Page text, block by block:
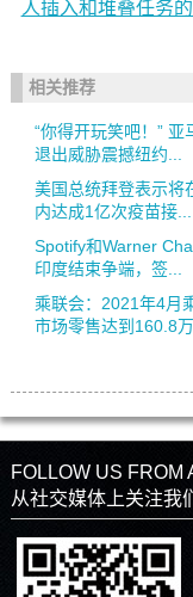
人插入和堆叠任务
相关推荐
“你得开玩笑吧！” 亚
退出威胁震撼纽约...
美国总统拜登表示将
内达成1亿次疫苗接...
Spotify和Warner
印度结束争端，签...
乘联会：2021年4月
市场零售达到160.8
FOLLOW US FROM
从社交媒体上关注我们